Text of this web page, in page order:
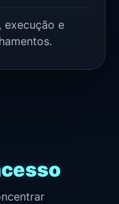
execução e